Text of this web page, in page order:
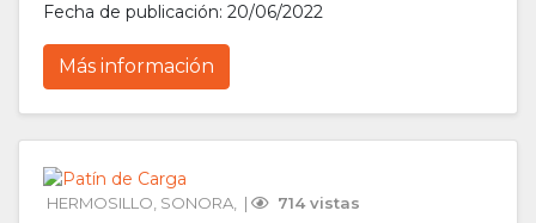
Fecha de publicación: 20/06/2022
Más información
HERMOSILLO SONORA | 714 vistas